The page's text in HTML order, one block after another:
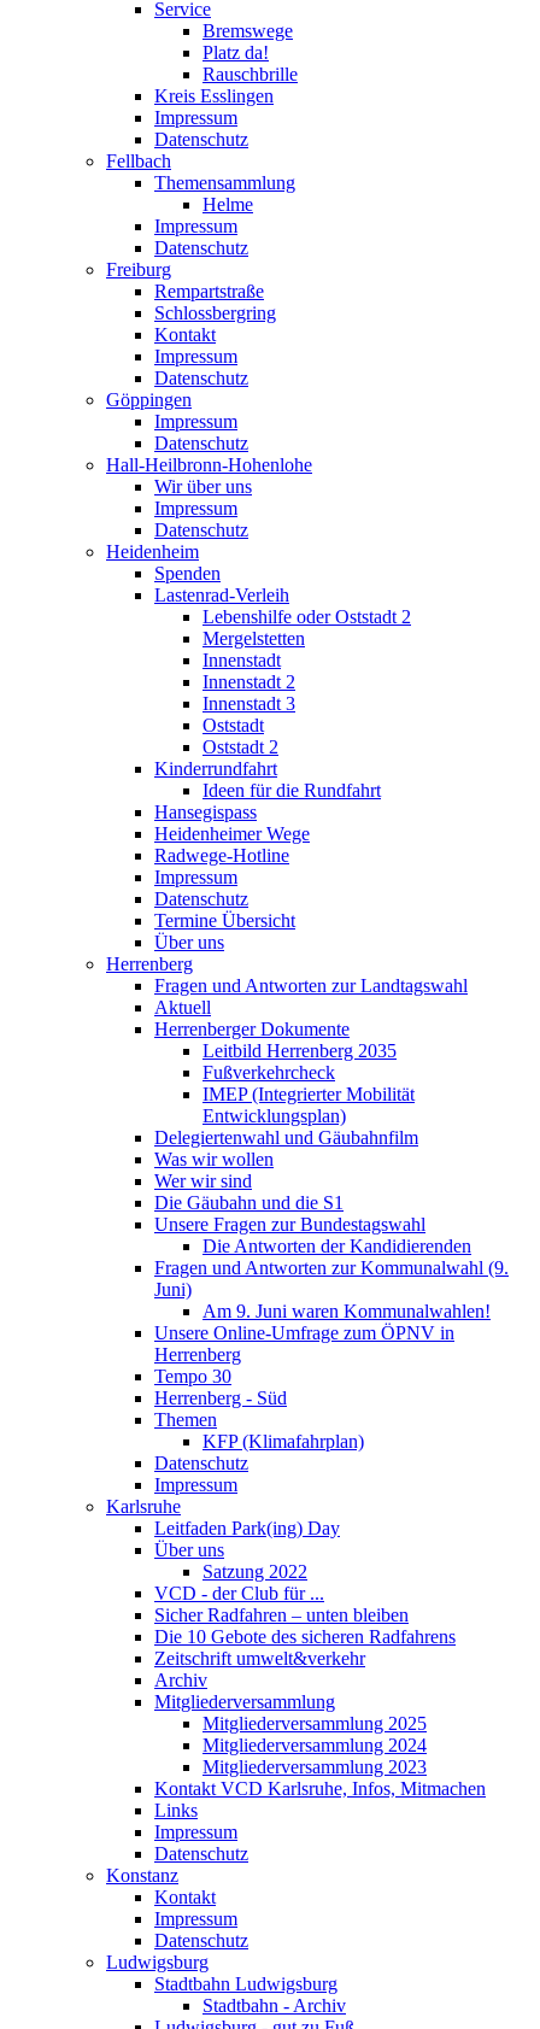
Service
Bremswege
Platz da!
Rauschbrille
Kreis Esslingen
Impressum
Datenschutz
Fellbach
Themensammlung
Helme
Impressum
Datenschutz
Freiburg
Rempartstraße
Schlossbergring
Kontakt
Impressum
Datenschutz
Göppingen
Impressum
Datenschutz
Hall-Heilbronn-Hohenlohe
Wir über uns
Impressum
Datenschutz
Heidenheim
Spenden
Lastenrad-Verleih
Lebenshilfe oder Oststadt 2
Mergelstetten
Innenstadt
Innenstadt 2
Innenstadt 3
Oststadt
Oststadt 2
Kinderrundfahrt
Ideen für die Rundfahrt
Hansegispass
Heidenheimer Wege
Radwege-Hotline
Impressum
Datenschutz
Termine Übersicht
Über uns
Herrenberg
Fragen und Antworten zur Landtagswahl
Aktuell
Herrenberger Dokumente
Leitbild Herrenberg 2035
Fußverkehrcheck
IMEP (Integrierter Mobilität
Entwicklungsplan)
Delegiertenwahl und Gäubahnfilm
Was wir wollen
Wer wir sind
Die Gäubahn und die S1
Unsere Fragen zur Bundestagswahl
Die Antworten der Kandidierenden
Fragen und Antworten zur Kommunalwahl (9.
Juni)
Am 9. Juni waren Kommunalwahlen!
Unsere Online-Umfrage zum ÖPNV in
Herrenberg
Tempo 30
Herrenberg - Süd
Themen
KFP (Klimafahrplan)
Datenschutz
Impressum
Karlsruhe
Leitfaden Park(ing) Day
Über uns
Satzung 2022
VCD - der Club für ...
Sicher Radfahren – unten bleiben
Die 10 Gebote des sicheren Radfahrens
Zeitschrift umwelt&verkehr
Archiv
Mitgliederversammlung
Mitgliederversammlung 2025
Mitgliederversammlung 2024
Mitgliederversammlung 2023
Kontakt VCD Karlsruhe, Infos, Mitmachen
Links
Impressum
Datenschutz
Konstanz
Kontakt
Impressum
Datenschutz
Ludwigsburg
Stadtbahn Ludwigsburg
Stadtbahn - Archiv